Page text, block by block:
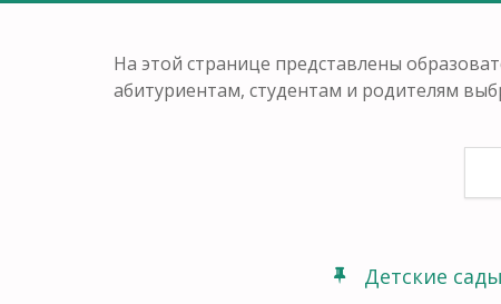
На этой странице представлены
абитуриентам, студентам и родителям
Детские сады